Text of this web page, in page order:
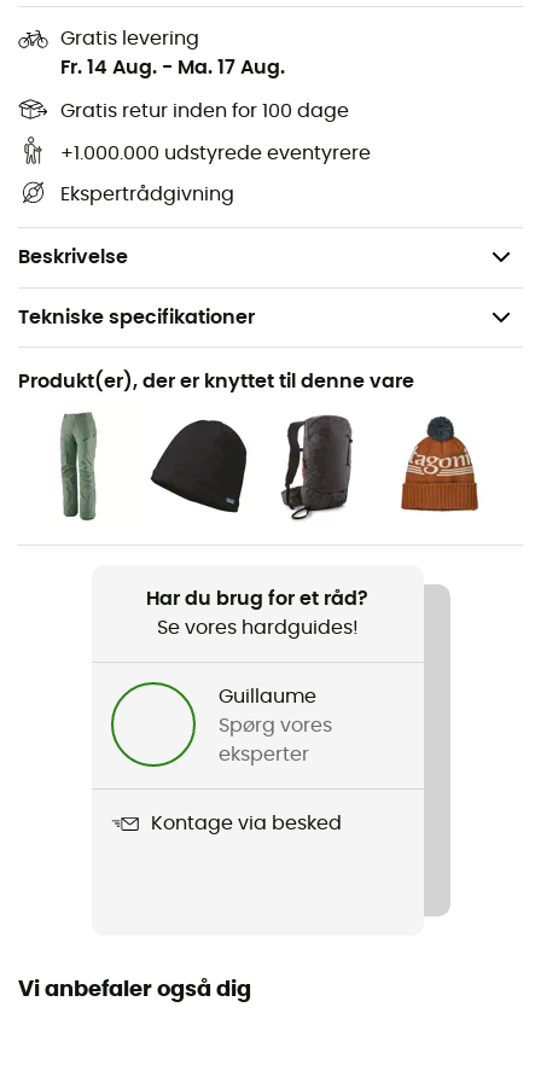
Gratis levering
Fr. 14 Aug. - Ma. 17 Aug.
Gratis retur inden for 100 dage
+1.000.000 udstyrede eventyrere
Ekspertrådgivning
Beskrivelse
slanke justerbare manchetter, der kan justeres over
eller under handskerne
Minimalistisk snefang forneden for at forhindre
sneindtrængning
Integreret RECCO® reflektor
Vægt: 428 g
Tekniske specifikationer
Anbefales til
Skiture / Ski
Dame
Vægt
Stormstride Jacket
Beklædningsgenstandens opbygning
Snit
Produkt(er), der er knyttet til denne vare
Har du brug for et råd?
Se vores hardguides!
Guillaume
Spørg vores
eksperter
Kontage via besked
Vi anbefaler også dig